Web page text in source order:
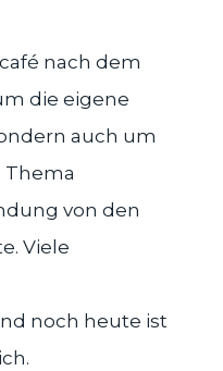
nach dem
die eigene
auch um
Thema
von den
Viele
noch heute ist